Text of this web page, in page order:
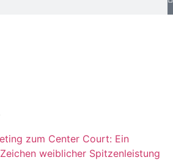
zum Center Court: Ein
weiblicher Spitzenleistung